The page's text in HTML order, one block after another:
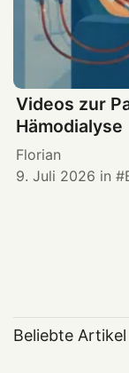
Videos zur
Hämodialyse
Florian
9. Juli 2026 in
Beliebte Artikel